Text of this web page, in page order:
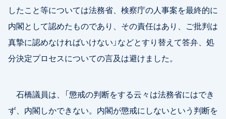
したこと等については法務省、検察庁の人事案を最終的に
内閣として認めたものであり、その責任はあり、ご批判は
真摯に認めなければいけない」などとすり替えて答弁、処
分決定プロセスについての言及は避けました。
石橋議員は、「懲戒の判断をする云々は法務省にはでき
ず、内閣しかできない。内閣が懲戒にしないという判断を